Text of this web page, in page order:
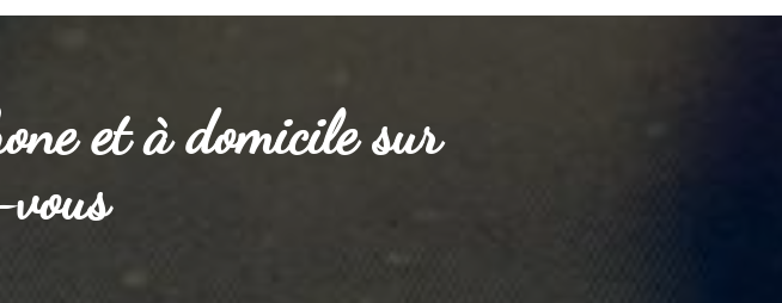
et à domicile sur